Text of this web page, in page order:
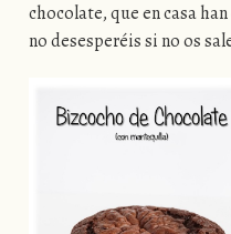
chocolate, que en casa
no desesperéis si no os